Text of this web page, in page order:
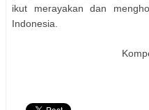
ikut merayakan dan
Indonesia.